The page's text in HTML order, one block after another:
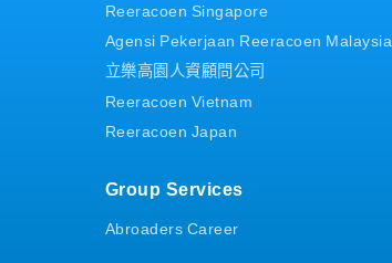
Reeracoen Singapore
Agensi Pekerjaan Reeracoen Malaysia
立樂高園人資顧問公司
Reeracoen Vietnam
Reeracoen Japan
Group Services
Abroaders Career